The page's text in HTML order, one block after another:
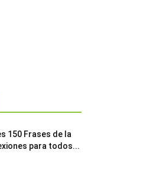
150 Frases de la
para todos...